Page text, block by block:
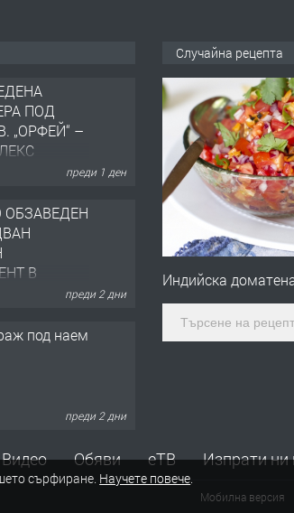
ПОД
„ОРФЕЙ“ –
преди 1 ден
В
преди 2 дни
под наем
преди 2 дни
Офис
кв. Любен
Хасково-
Случайна рецепта
Индийска
Видео Обяви еТВ Изпрати ни
Мобилна версия
сърфиране. Научете повече.